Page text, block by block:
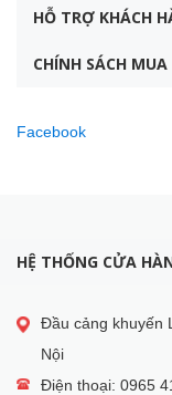
HỖ TRỢ KHÁCH
CHÍNH SÁCH
Facebook
HỆ THỐNG CỬA
Đầu cảng khuyến
Nội
Điện thoại: 0965